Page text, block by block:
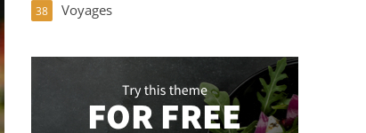
Voyages
38